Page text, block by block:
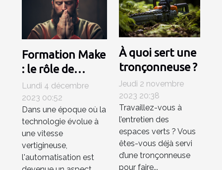
Formation Make
: le rôle de
l'automatisation
dans le futur du
travail
Lundi 4 décembre
2023 00:52
Dans une époque où la
technologie évolue à
une vitesse
vertigineuse,
l'automatisation est
À quoi sert une
tronçonneuse ?
Jeudi 2 novembre
2023 20:38
Travaillez-vous à
l’entretien des
espaces verts ? Vous
êtes-vous déjà servi
d’une tronçonneuse
pour faire...